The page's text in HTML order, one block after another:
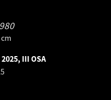
III OSA